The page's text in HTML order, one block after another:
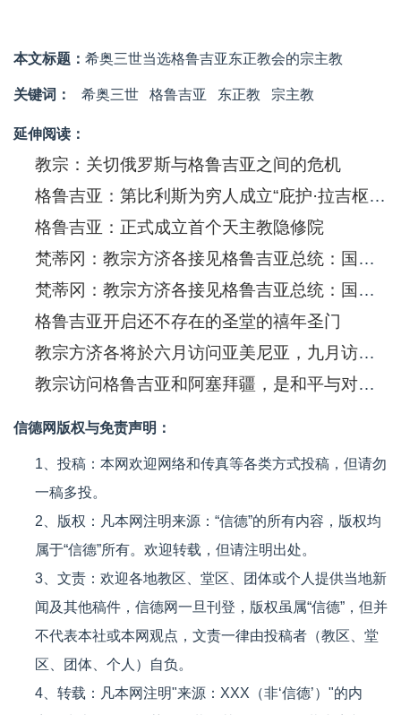
本文标题： 希奥三世当选格鲁吉亚东正教会的宗主教
关键词： 希奥三世 格鲁吉亚 东正教 宗主教
延伸阅读：
教宗：关切俄罗斯与格鲁吉亚之间的危机
格鲁吉亚：第比利斯为穷人成立“庇护·拉吉枢机基金会”
格鲁吉亚：正式成立首个天主教隐修院
梵蒂冈：教宗方济各接见格鲁吉亚总统：国家元首蒙召庇护穷人
梵蒂冈：教宗方济各接见格鲁吉亚总统：国家元首蒙召庇护穷人
格鲁吉亚开启还不存在的圣堂的禧年圣门
教宗方济各将於六月访问亚美尼亚，九月访问格鲁吉亚和阿塞拜疆
教宗访问格鲁吉亚和阿塞拜疆，是和平与对话的使者
信德网版权与免责声明：
1、投稿：本网欢迎网络和传真等各类方式投稿，但请勿
一稿多投。
2、版权：凡本网注明来源：“信德”的所有内容，版权均
属于“信德”所有。欢迎转载，但请注明出处。
3、文责：欢迎各地教区、堂区、团体或个人提供当地新
闻及其他稿件，信德网一旦刊登，版权虽属“信德”，但并
不代表本社或本网观点，文责一律由投稿者（教区、堂
区、团体、个人）自负。
4、转载：凡本网注明"来源：XXX（非‘信德’）"的内